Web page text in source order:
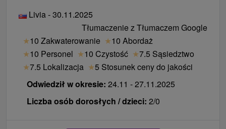
Livia - 30.11.2025
Tłumaczenie z Tłumaczem Google
★10 Zakwaterowanie ★10 Abordaż
★10 Personel ★10 Czystość ★7.5 Sąsiedztwo
★7.5 Lokalizacja ★5 Stosunek ceny do jakości
Odwiedził w okresie: 24.11 - 27.11.2025
Liczba osób dorosłych / dzieci: 2/0